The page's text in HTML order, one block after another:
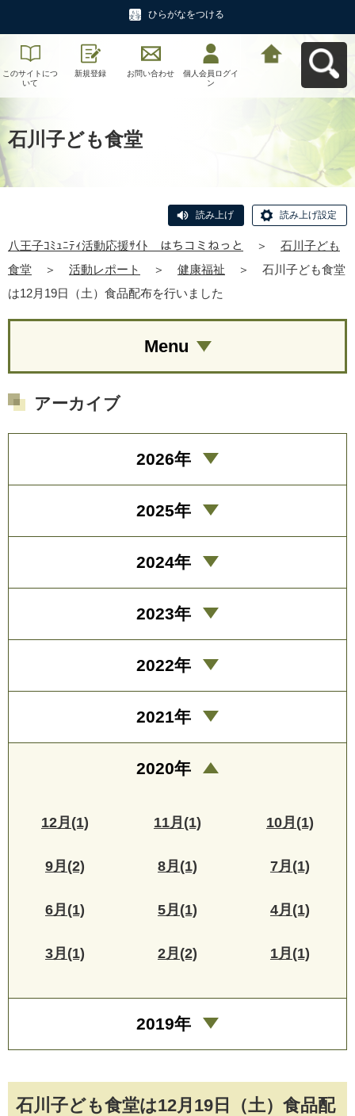
ひらがなをつける
このサイトにつ
いて
新規登録 お問い合わせ
個人会員ログイ
ン
石川子ども食堂
読み上げ 読み上げ設定
八王子ｺﾐｭﾆﾃｨ活動応援ｻｲﾄ はちコミねっと ＞
石川子ども
食堂
＞ 活動レポート ＞ 健康福祉 ＞
石川子ども食堂
は12月19日（土）食品配布を行いました
石川子ども食堂は12月19日（土）食品配
Menu
アーカイブ
2026年
2025年
2024年
2023年
2022年
2021年
2020年
12月(1) 11月(1) 10月(1)
9月(2) 8月(1) 7月(1)
6月(1) 5月(1) 4月(1)
3月(1) 2月(2) 1月(1)
2019年